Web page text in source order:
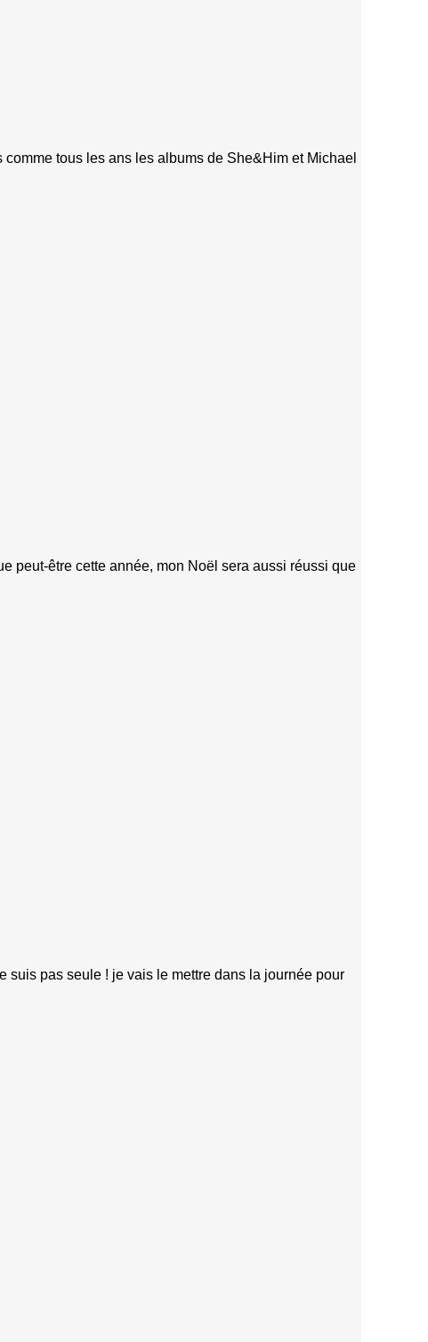
tous les ans les albums de She&Him et Michael
peut-être cette année, mon Noël sera aussi réussi que
pas seule ! je vais le mettre dans la journée pour